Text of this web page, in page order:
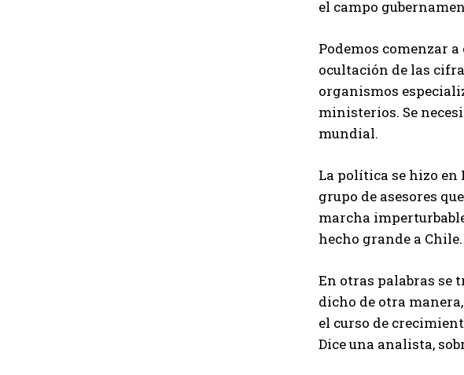
el campo
Podemos comenzar
ocultación de las
organismos
ministerios. Se
mundial.
La política se hizo en
grupo de asesores
marcha
hecho grande a Chile.
En otras palabras se
dicho de otra
el curso de
Dice una analista,